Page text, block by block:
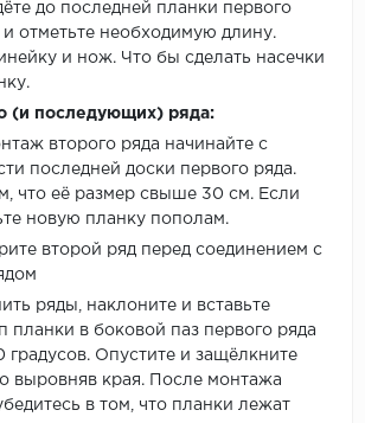
до последней планки первого
и отметьте необходимую длину.
и нож. Что бы сделать насечки
(и последующих) ряда:
второго ряда начинайте с
последней доски первого ряда.
что её размер свыше 30 см. Если
новую планку пополам.
второй ряд перед соединением с
ряды, наклоните и вставьте
планки в боковой паз первого ряда
градусов. Опустите и защёлкните
выровняв края. После монтажа
в том, что планки лежат